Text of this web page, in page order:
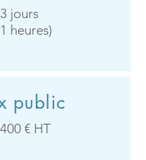
3 jours ​
heures)
public
€ HT​